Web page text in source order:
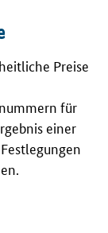
Preise
für
einer